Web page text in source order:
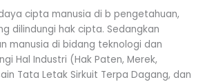
cipta manusia di b pengetahuan,
dilindungi hak cipta. Sedangkan
manusia di bidang teknologi dan
Hal Industri (Hak Paten, Merek,
Tata Letak Sirkuit Terpa Dagang, dan